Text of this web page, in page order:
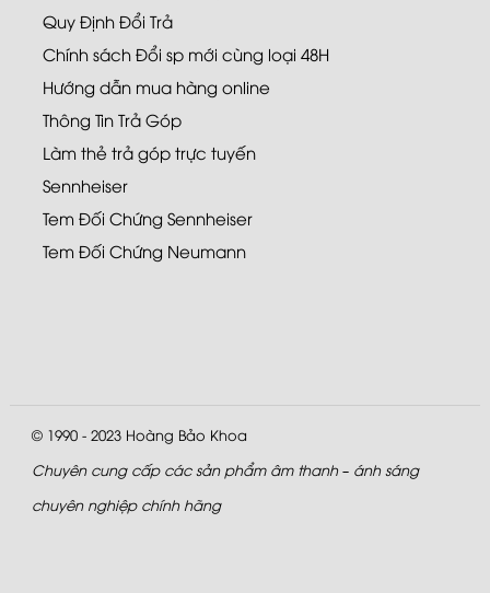
Quy Định Đổi Trả
Chính sách Đổi sp mới cùng loại 48H
Hướng dẫn mua hàng online
Thông Tin Trả Góp
Làm thẻ trả góp trực tuyến
Sennheiser
Tem Đối Chứng Sennheiser
Tem Đối Chứng Neumann
© 1990 - 2023 Hoàng Bảo Khoa
Chuyên cung cấp các sản phẩm âm thanh – ánh sáng
chuyên nghiệp chính hãng